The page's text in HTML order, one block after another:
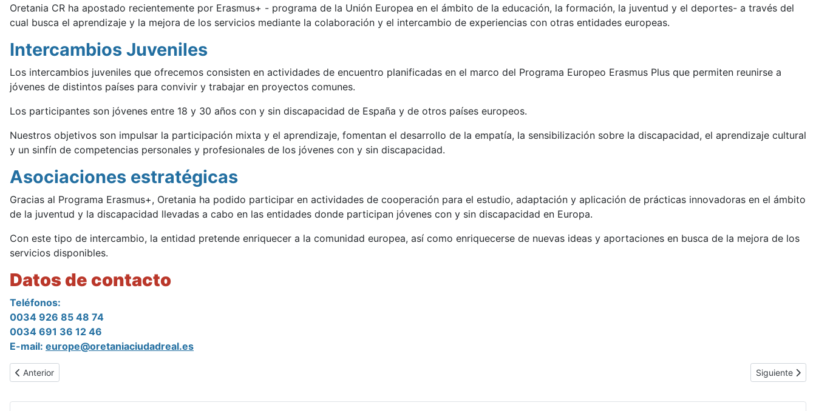
Oretania CR ha apostado recientemente por Erasmus+ - programa de la Unión Europea en el ámbito de la educación, la formación, la juventud y el deportes- a través del
cual busca el aprendizaje y la mejora de los servicios mediante la colaboración y el intercambio de experiencias con otras entidades europeas.
Intercambios Juveniles
Los intercambios juveniles que ofrecemos consisten en actividades de encuentro planificadas en el marco del Programa Europeo Erasmus Plus que permiten reunirse a
jóvenes de distintos países para convivir y trabajar en proyectos comunes.
Los participantes son jóvenes entre 18 y 30 años con y sin discapacidad de España y de otros países europeos.
Nuestros objetivos son impulsar la participación mixta y el aprendizaje, fomentan el desarrollo de la empatía, la sensibilización sobre la discapacidad, el aprendizaje cultural
y un sinfín de competencias personales y profesionales de los jóvenes con y sin discapacidad.
Asociaciones estratégicas
Gracias al Programa Erasmus+, Oretania ha podido participar en actividades de cooperación para el estudio, adaptación y aplicación de prácticas innovadoras en el ámbito
de la juventud y la discapacidad llevadas a cabo en las entidades donde participan jóvenes con y sin discapacidad en Europa.
Con este tipo de intercambio, la entidad pretende enriquecer a la comunidad europea, así como enriquecerse de nuevas ideas y aportaciones en busca de la mejora de los
servicios disponibles.
Datos de contacto
Teléfonos:
0034 926 85 48 74
0034 691 36 12 46
E-mail: europe@oretaniaciudadreal.es
Artículo anterior: Caballero agradece los 20 años de trabajo del Vicente Aranda
Anterior Artículo
Siguiente